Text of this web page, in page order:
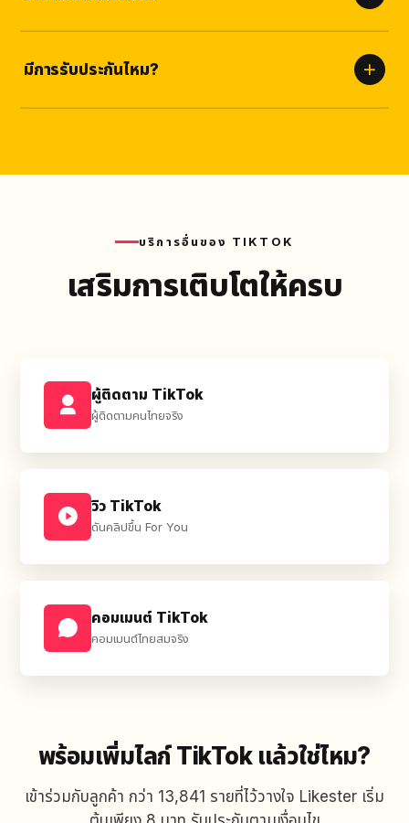
คุณได้เลย
มีการรับประกันไหม?
บริการอื่นของ TIKTOK
เสริมการเติบโตให้ครบ
ผู้ติดตาม TikTok
ผู้ติดตามคนไทยจริง
วิว TikTok
ดันคลิปขึ้น For You
คอมเมนต์ TikTok
คอมเมนต์ไทยสมจริง
พร้อมเพิ่มไลก์ TikTok แล้วใช่ไหม?
เข้าร่วมกับลูกค้า กว่า 13,841 รายที่ไว้วางใจ Likester เริ่ม